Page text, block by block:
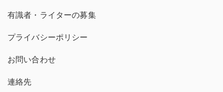
有識者・ライターの募集
プライバシーポリシー
お問い合わせ
連絡先